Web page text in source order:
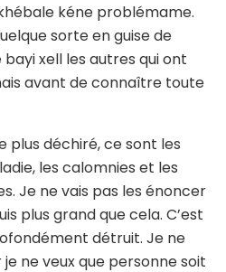
kéne problémame.
sorte en guise de
xell les autres qui ont
avant de connaître toute
plus déchiré, ce sont les
les calomnies et les
Je ne vais pas les énoncer
plus grand que cela. C’est
détruit. Je ne
ne veux que personne soit